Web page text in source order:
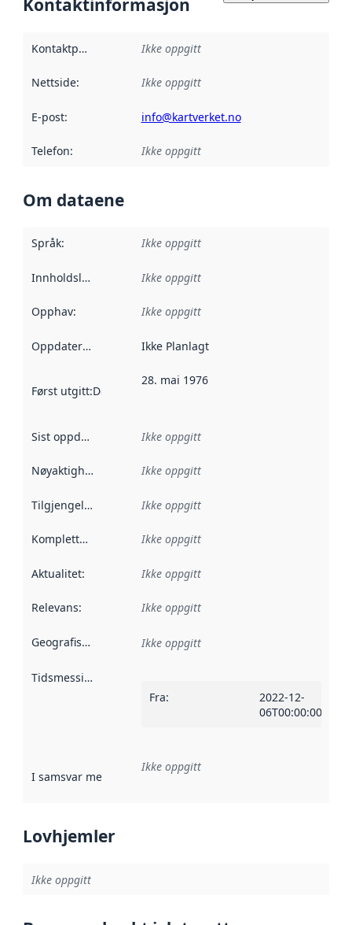
Kontaktinformasjon
Kontaktpunkt Ikke oppgitt
Nettside: Ikke oppgitt
E-post: info@kartverket.no
Telefon: Ikke oppgitt
Om dataene
Språk: Ikke oppgitt
Innholdsleverandører :
Ikke oppgitt
Opphav: Ikke oppgitt
Oppdateringsfrekvens :
Ikke Planlagt
Først utgitt:Denne datoen sier når dataene i dette
28. mai 1976
Sist oppdatert Ikke oppgitt
Nøyaktighet Ikke oppgitt
Tilgjengelighet Ikke oppgitt
Kompletthet Ikke oppgitt
Aktualitet: Ikke oppgitt
Relevans: Ikke oppgitt
Geografisk avgrensning :
Ikke oppgitt
Tidsmessig avgrensning
Fra:
2022-12-
06T00:00:00Z
I samsvar med Referanse til en implementasjonsregel
Ikke oppgitt
Lovhjemler
Ikke oppgitt